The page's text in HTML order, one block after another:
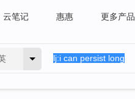
云笔记 惠惠 更多产品